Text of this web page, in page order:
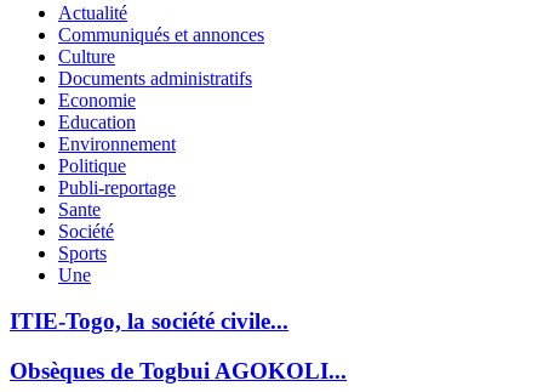
Actualité
Communiqués et annonces
Culture
Documents administratifs
Economie
Education
Environnement
Politique
Publi-reportage
Sante
Société
Sports
Une
ITIE-Togo, la société civile...
Obsèques de Togbui AGOKOLI...